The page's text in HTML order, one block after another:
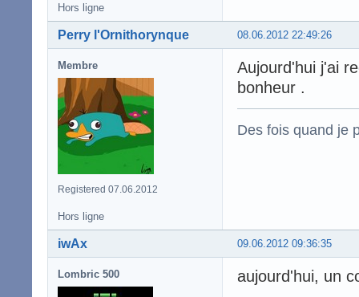
Hors ligne
08.06.2012 22:49:26
Perry l'Ornithorynque
Membre
Registered 07.06.2012
Aujourd'hui j'ai
bonheur .
Des fois quand je
Hors ligne
09.06.2012 09:36:35
iwAx
Lombric 500 aujourd'hui, un